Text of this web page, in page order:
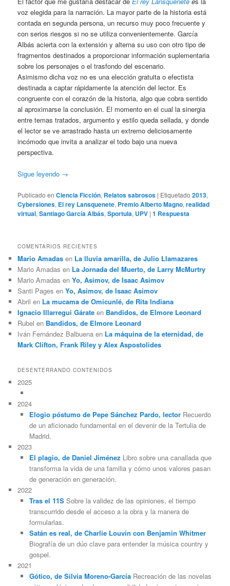
voz elegida para la narración. La mayor parte de la historia está
contada en segunda persona, un recurso muy poco frecuente y
con serios riesgos si no se utiliza convenientemente. García
Albás acierta con la extensión y alterna su uso con otro tipo de
fragmentos destinados a proporcionar información suplementaria
sobre los personajes o el trasfondo del escenario.
Asimismo dicha voz no es una elección gratuita o efectista
destinada a captar rápidamente la atención del lector. Es
congruente con el corazón de la historia, algo que cobra sentido
al aproximarse la conclusión. El momento en el cual la sinergia
entre temas tratados, argumento y estilo queda sellada, y donde
el lector se ve arrastrado hasta un extremo deliciosamente
incómodo que invita a analizar el todo bajo una nueva
perspectiva.
Sigue leyendo →
Publicado en Ciencia Ficción, Relatos sabrosos | Etiquetado 2013,
Cybersiones, El rey Lansquenete, Premio Alberto Magno,realidad
virtual,Santiago García Albás,Sportula, UPV |1 Respuesta
COMENTARIOS RECIENTES
Mario Amadas en La lluvia amarilla, de Julio Llamazares
Mario Amadas en La Jornada del Muerto, de Larry McMurtry
Mario Amadas enYo, Asimov, de Isaac Asimov
Santi Pages enYo, Asimov, de Isaac Asimov
Abril en La mucama de Omicunlé, de Rita Indiana
Ignacio Illarregui Gárate en Bandidos, de Elmore Leonard
Rubel en Bandidos, de Elmore Leonard
Iván Fernández Balbuena en La máquina de la eternidad, de
Mark Clifton, Frank Riley y Alex Aspostolides
DESENTERRANDO CONTENIDOS
2025
2024
Elogio póstumo de Pepe Sánchez Pardo, lectorRecuerdo
de un aficionado fundamental en el devenir de la Tertulia de
Madrid.
2023
El plagio, de Daniel Jiménez Libro sobre una canallada que
transforma la vida de una familia y cómo unos valores pasan
de generación en generación.
2022
Tras el 11SSobre la validez de las opiniones, el tiempo
transcurrido desde el acceso a la obra y la manera de
formularlas.
Satán es real, de Charlie Louvin con Benjamin Whitmer
Biografía de un dúo clave para entender la música country y
gospel.
2021
Gótico, de Silvia Moreno-GarcíaRecreación de las novelas